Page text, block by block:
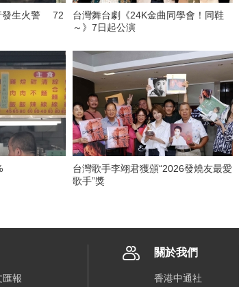
發生火警 72
台灣舞台劇《24K金曲同學會！同鞋
～》7日起公演
台灣歌手李翊君獲頒“2026發燒友最愛
歌手”獎
匯報
關於我們
香港中通社